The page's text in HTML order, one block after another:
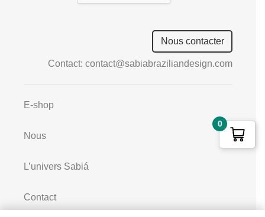
Nous contacter
Contact: contact@sabiabraziliandesign.com
E-shop
Nous
L’univers Sabiá
Contact
0